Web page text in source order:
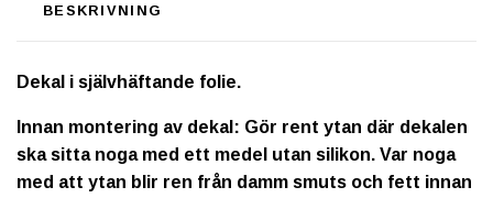
BESKRIVNING
Dekal i självhäftande folie.
Innan montering av dekal: Gör rent ytan där dekalen
ska sitta noga med ett medel utan silikon. Var noga
med att ytan blir ren från damm smuts och fett innan